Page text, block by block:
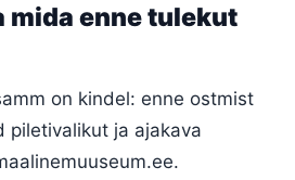
mida enne tulekut
on kindel: enne ostmist
piletivalikut ja ajakava